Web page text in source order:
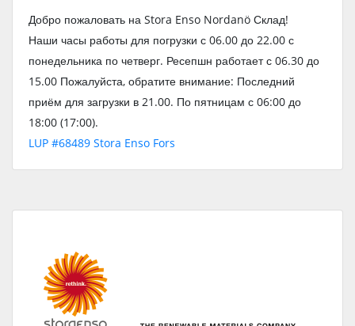
Добро пожаловать на Stora Enso Nordanö Склад!
Наши часы работы для погрузки с 06.00 до 22.00 с
понедельника по четверг. Ресепшн работает с 06.30 до
15.00 Пожалуйста, обратите внимание: Последний
приём для загрузки в 21.00. По пятницам с 06:00 до
18:00 (17:00).
LUP #68489 Stora Enso Fors